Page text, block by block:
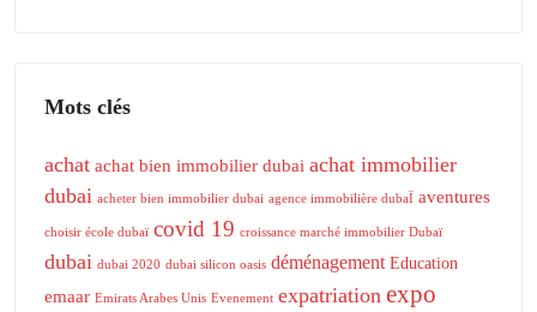
Mots clés
achat achat bien immobilier dubai achat immobilier
dubai acheter bien immobilier dubai agence immobilière dubaÏ aventures
choisir école dubaï covid 19 croissance marché immobilier Dubaï
dubai dubai 2020 dubai silicon oasis déménagement Education
emaar Emirats Arabes Unis Evenement expatriation expo